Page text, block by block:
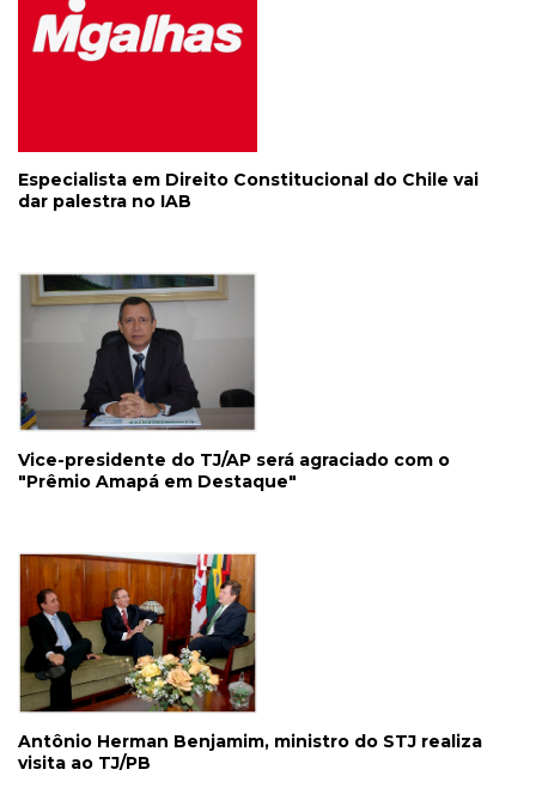
Especialista em Direito Constitucional do Chile vai
dar palestra no IAB
Vice-presidente do TJ/AP será agraciado com o
"Prêmio Amapá em Destaque"
Antônio Herman Benjamim, ministro do STJ realiza
visita ao TJ/PB